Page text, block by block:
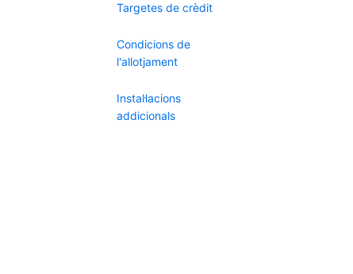
Targetes de crèdit
Condicions de
l'allotjament
Instal·lacions
addicionals